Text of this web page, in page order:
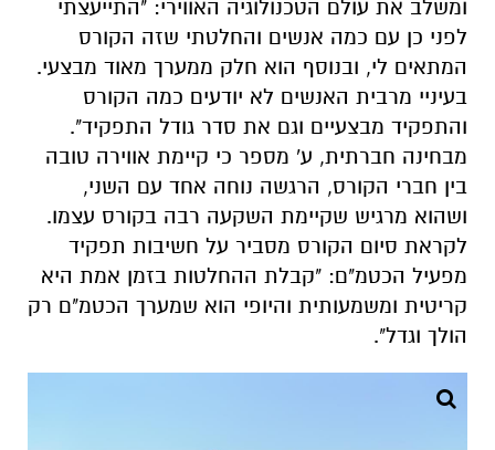
והתפקיד מבצעיים וגם את סדר גודל התפקיד".
מבחינה חברתית, ע' מספר כי קיימת אווירה טובה
בין חברי הקורס, הרגשה נוחה אחד עם השני,
ושהוא מרגיש שקיימת השקעה רבה בקורס עצמו.
לקראת סיום הקורס מסביר על חשיבות תפקיד
מפעיל הכטמ"ם: "קבלת ההחלטות בזמן אמת היא
קריטית ומשמעותית והיופי הוא שמערך הכטמ"ם רק
הולך וגדל".